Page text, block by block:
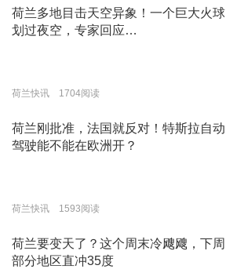
荷兰多地目击天空异象！一个巨大火球
划过夜空，专家回应…
荷兰快讯 1704阅读
荷兰刚批准，法国就反对！特斯拉自动
驾驶能不能在欧洲开？
荷兰快讯 1593阅读
荷兰要变天了？这个周末冷飕飕，下周
部分地区直冲35度